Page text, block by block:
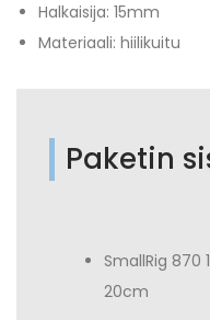
Halkaisija: 15mm
Materiaali: hiilikuitu
Paketin
SmallRig 870
20cm